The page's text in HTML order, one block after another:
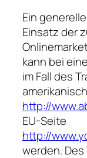
Ein
Einsatz der
kann bei
im Fall des
http://
EU-Seite
http://
werden.